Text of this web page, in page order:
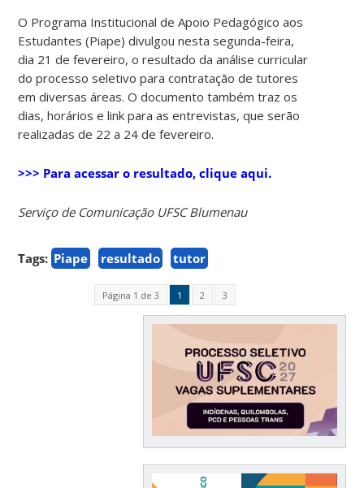
O Programa Institucional de Apoio Pedagógico aos
Estudantes (Piape) divulgou nesta segunda-feira,
dia 21 de fevereiro, o resultado da análise curricular
do processo seletivo para contratação de tutores
em diversas áreas. O documento também traz os
dias, horários e link para as entrevistas, que serão
realizadas de 22 a 24 de fevereiro.
>>> Para acessar o resultado, clique aqui.
Serviço de Comunicação UFSC Blumenau
Tags: Piape resultado tutor
Página 1 de 3 1 2 3